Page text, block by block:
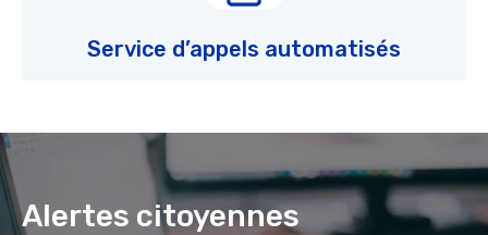
Service d’appels automatisés
Alertes citoyennes